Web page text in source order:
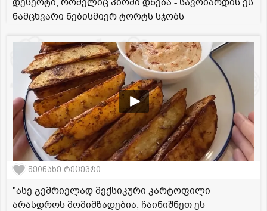
ნამცხვარი ნებისმიერ ტორტს სჯობს
შეინახე რეცეპტი
"ასე გემრიელად მექსიკური კარტოფილი
არასდროს მომიმზადებია, ჩაინიშნეთ ეს